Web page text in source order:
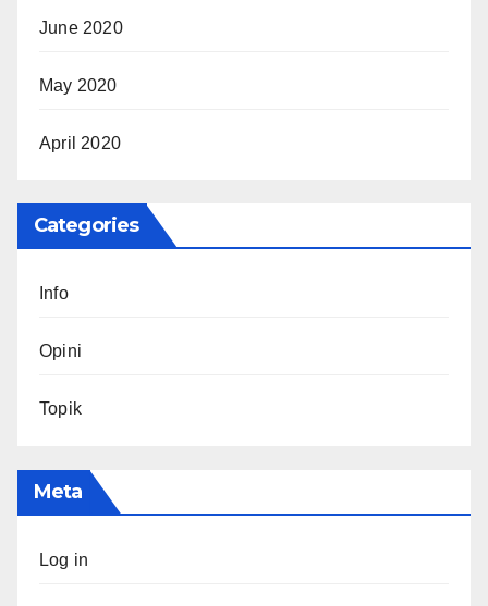
June 2020
May 2020
April 2020
Categories
Info
Opini
Topik
Meta
Log in